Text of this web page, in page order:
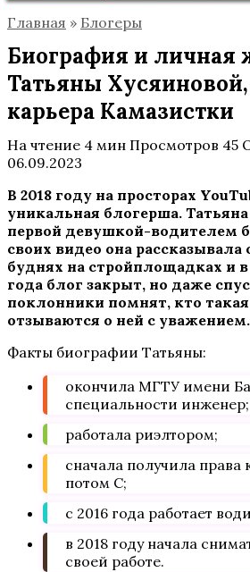
Главная » Блогеры
Биография и личная
Татьяны
карьера Камазистки
На чтение 4 мин Просмотров 45
06.09.2023
В 2018 году на просторах
уникальная блогерша.
первой девушкой-водителем
своих видео она рассказывала
буднях на стройплощадках и в
года блог закрыт, но даже
поклонники помнят, кто
отзываются о ней с уважением.
Факты биографии Татьяны:
окончила МГТУ имени
специальности инженер;
работала риэлтором;
сначала получила права
потом С;
с 2016 года работает
в 2018 году начала
своей работе.